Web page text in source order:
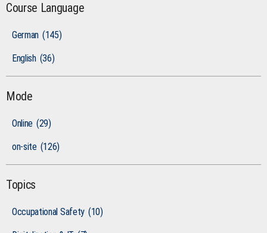
Course Language
German (145)
English (36)
Mode
Online (29)
on-site (126)
Topics
Occupational Safety (10)